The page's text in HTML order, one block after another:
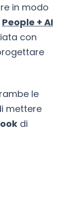
in modo
People + AI
con
le
mettere
di